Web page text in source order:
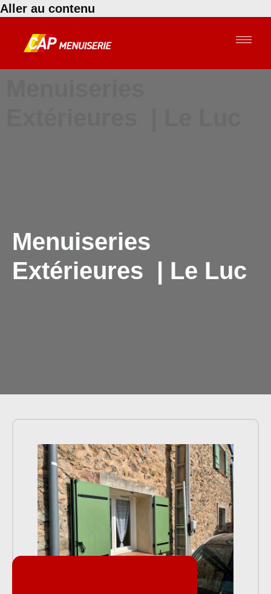
Aller au contenu
Menuiseries
Extérieures | Le Luc